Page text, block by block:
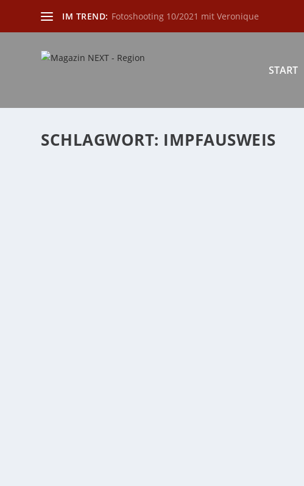
IM TREND: Fotoshooting 10/2021 mit Veronique
START
SCHLAGWORT: IMPFAUSWEIS